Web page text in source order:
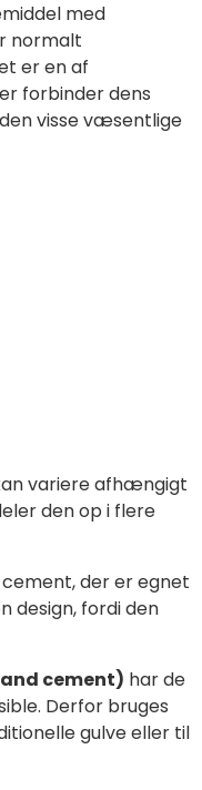
med
normalt
er en af
forbinder dens
visse væsentlige
variere afhængigt
den op i flere
der er egnet
fordi den
cement) har de
Derfor bruges
gulve eller til